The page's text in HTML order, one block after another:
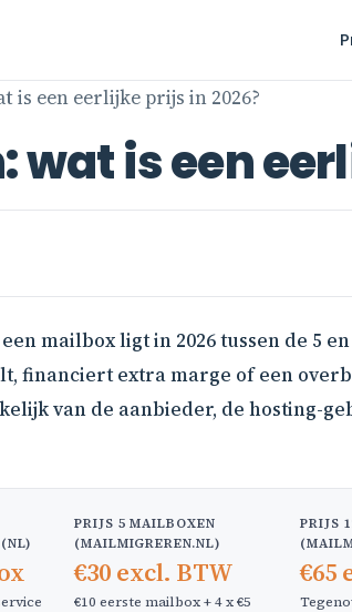
is een eerlijke prijs in 2026?
is een
mailbox ligt in 2026 tussen de 5
financiert extra marge of een
van de aanbieder, de hosting-
PRIJS 5 MAILBOXEN
(MAILMIGREREN.NL)
€30 excl. BTW
€10 eerste mailbox + 4 x €5
PRIJS
€65